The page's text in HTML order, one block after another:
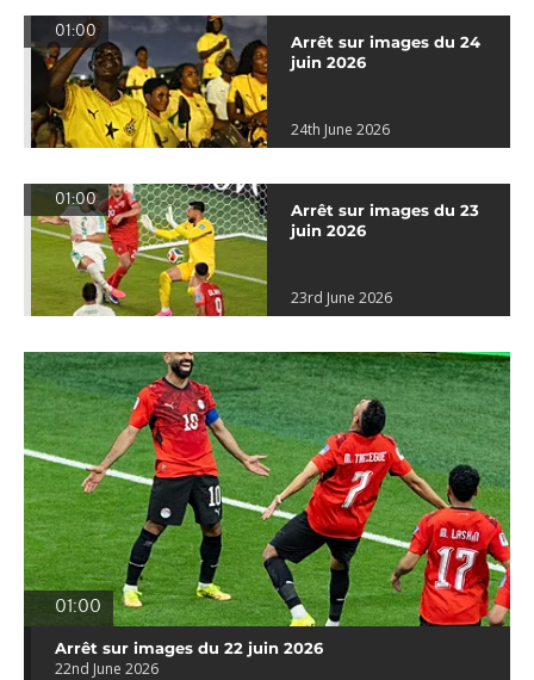
01:00
Arrêt sur images du 24
juin 2026
24th June 2026
01:00
Arrêt sur images du 23
juin 2026
23rd June 2026
01:00
Arrêt sur images du 22 juin 2026
22nd June 2026